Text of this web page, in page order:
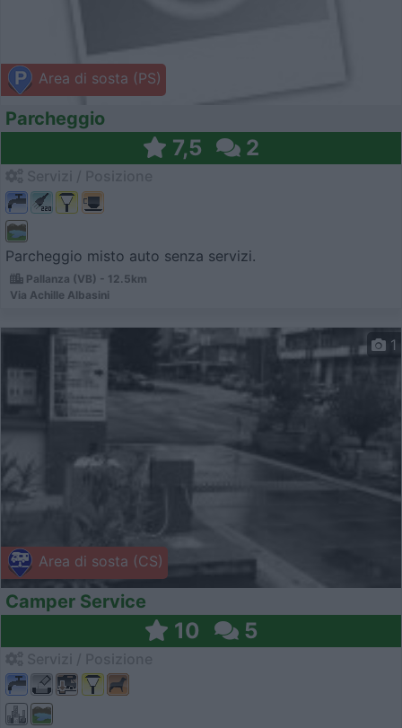
Area di sosta (PS)
Parcheggio
7,5 2
Parcheggio misto auto senza servizi.
Pallanza (VB) - 12.5km
Via Achille Albasini
Area di sosta (CS)
1
Camper Service
10 5